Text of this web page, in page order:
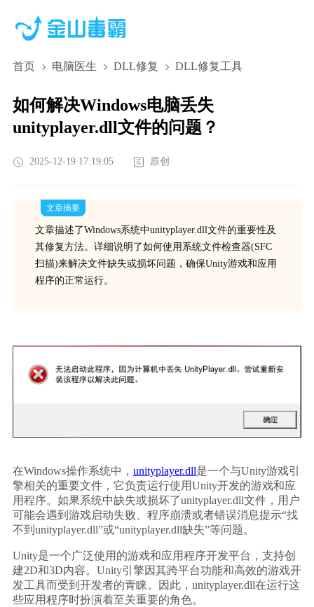
首页 电脑医生 DLL修复 DLL修复工具
如何解决Windows电脑丢失
unityplayer.dll文件的问题？
2025-12-19 17:19:05 原创
文章摘要
文章描述了Windows系统中unityplayer.dll文件的重要性及
其修复方法。详细说明了如何使用系统文件检查器(SFC
扫描)来解决文件缺失或损坏问题，确保Unity游戏和应用
程序的正常运行。
在Windows操作系统中， unityplayer.dll是一个与Unity游戏引
擎相关的重要文件，它负责运行使用Unity开发的游戏和应
用程序。如果系统中缺失或损坏了unityplayer.dll文件，用户
可能会遇到游戏启动失败、程序崩溃或者错误消息提示“找
不到unityplayer.dll”或“unityplayer.dll缺失”等问题。
Unity是一个广泛使用的游戏和应用程序开发平台，支持创
建2D和3D内容。Unity引擎因其跨平台功能和高效的游戏开
发工具而受到开发者的青睐。因此，unityplayer.dll在运行这
些应用程序时扮演着至关重要的角色。